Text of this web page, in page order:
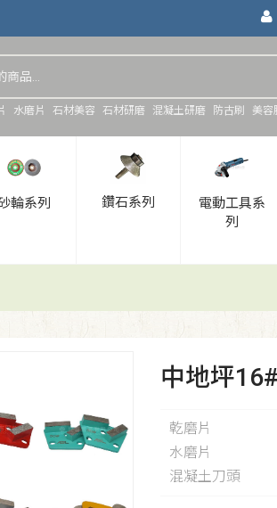
水磨片 石材美容 石材研磨 混凝土研磨 防古刷 美容
輪系列 鑽石系列
電動工具系
列
中地坪
乾磨片
水磨片
混凝土刀頭